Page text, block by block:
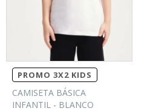
PROMO 3X2 KIDS
CAMISETA BÁSICA
INFANTIL - BLANCO